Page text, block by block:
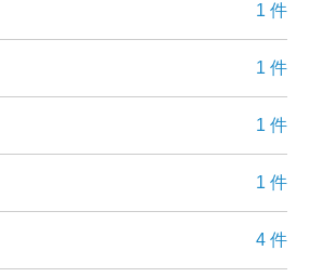
1 件
1 件
1 件
1 件
4 件